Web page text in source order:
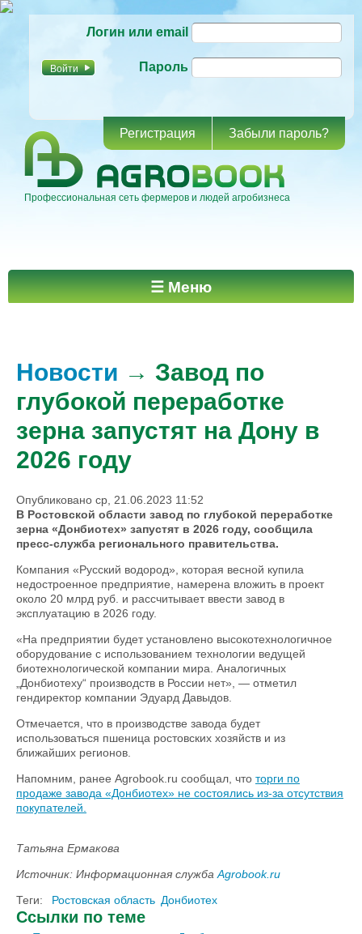
основному
Логин или email
Пароль
Регистрация Забыли пароль?
Профессиональная сеть фермеров и людей агробизнеса
Главное меню ☰ Меню
Новости → Завод по
глубокой переработке
зерна запустят на Дону в
2026 году
Опубликовано ср, 21.06.2023 11:52
В Ростовской области завод по глубокой переработке
зерна «Донбиотех» запустят в 2026 году, сообщила
пресс-служба регионального правительства.
Компания «Русский водород», которая весной купила
недостроенное предприятие, намерена вложить в проект
около 20 млрд руб. и рассчитывает ввести завод в
эксплуатацию в 2026 году.
«На предприятии будет установлено высокотехнологичное
оборудование с использованием технологии ведущей
биотехнологической компании мира. Аналогичных
„Донбиотеху“ производств в России нет», — отметил
гендиректор компании Эдуард Давыдов.
Отмечается, что в производстве завода будет
использоваться пшеница ростовских хозяйств и из
ближайших регионов.
Напомним, ранее Agrobook.ru сообщал, что торги по
продаже завода «Донбиотех» не состоялись из-за отсутствия
покупателей.
Татьяна Ермакова
Источник: Информационная служба Agrobook.ru
Теги:
Ростовская область Донбиотех
Ссылки по теме